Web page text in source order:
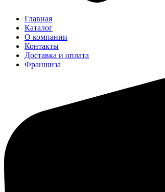
Главная
Каталог
О компании
Контакты
Доставка и оплата
Франшиза